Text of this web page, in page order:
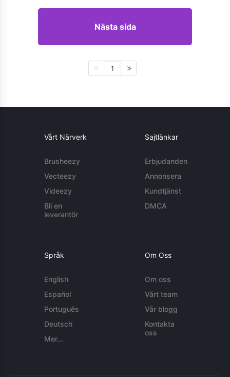
Nästa sida
1
Vårt Närverk
Brusheezy
Vecteezy
Videezy
Bli en
leverantör
Sajtlänkar
Erbjudanden
Annonsera
Kundtjänst
DMCA
Språk
English
Español
Português
Deutsch
Mer...
Om Oss
Om oss
Vårt team
Vår blogg
Kontakta
oss